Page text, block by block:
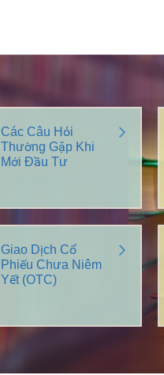
Các Câu Hỏi
Thường Gặp Khi
Mới Đầu Tư
Giao Dịch Cổ
Phiếu Chưa Niêm
Yết (OTC)